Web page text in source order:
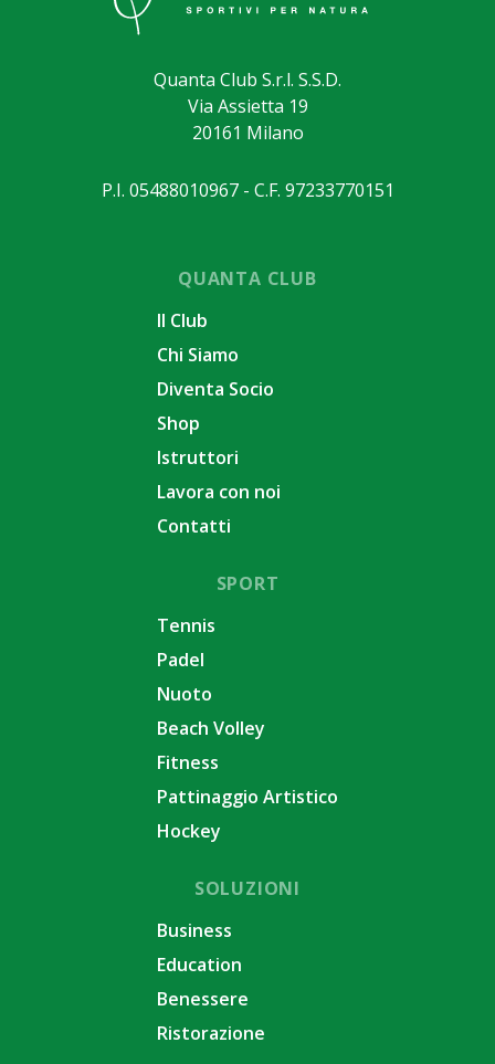
Quanta Club S.r.l. S.S.D.
Via Assietta 19
20161 Milano
P.I. 05488010967 - C.F. 97233770151
QUANTA CLUB
Il Club
Chi Siamo
Diventa Socio
Shop
Istruttori
Lavora con noi
Contatti
SPORT
Tennis
Padel
Nuoto
Beach Volley
Fitness
Pattinaggio Artistico
Hockey
SOLUZIONI
Business
Education
Benessere
Ristorazione